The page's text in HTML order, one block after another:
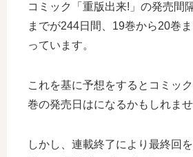
コミック「重版出来!」の発売間
までが244日間、19巻から20巻
っています。
これを基に予想をするとコミッ
巻の発売日はになるかもしれませ
しかし、連載終了により最終回